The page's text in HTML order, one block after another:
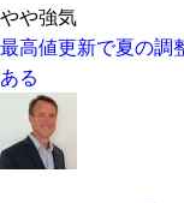
やや強気
最高値更新で夏の調
ある